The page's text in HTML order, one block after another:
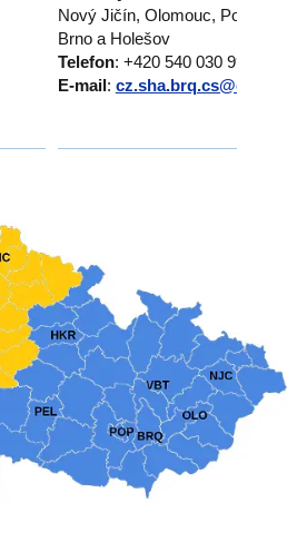
Nový Jičín, Olomouc, Popůvky,
Brno a Holešov
Telefon: +420 540 030 999
E-mail: